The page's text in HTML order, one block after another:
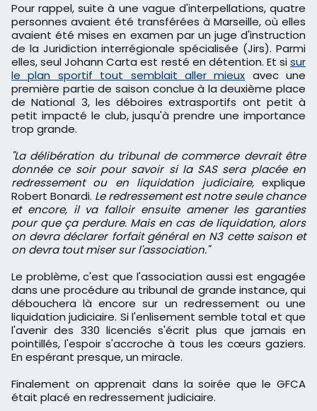
Pour rappel, suite à une vague d'interpellations, quatre
personnes avaient été transférées à Marseille, où elles
avaient été mises en examen par un juge d'instruction
de la Juridiction interrégionale spécialisée (Jirs). Parmi
elles, seul Johann Carta est resté en détention. Et sisur
le plan sportif tout semblait aller mieux avec une
première partie de saison conclue à la deuxième place
de National 3, les déboires extrasportifs ont petit à
petit impacté le club, jusqu'à prendre une importance
trop grande.
"La délibération du tribunal de commerce devrait être
donnée ce soir pour savoir si la SAS sera placée en
redressement ou en liquidation judiciaire,explique
Robert Bonardi. Le redressement est notre seule chance
et encore, il va falloir ensuite amener les garanties
pour que ça perdure. Mais en cas de liquidation, alors
on devra déclarer forfait général en N3 cette saison et
on devra tout miser sur l'association."
Le problème, c'est que l'association aussi est engagée
dans une procédure au tribunal de grande instance, qui
débouchera là encore sur un redressement ou une
liquidation judiciaire. Si l'enlisement semble total et que
l'avenir des 330 licenciés s'écrit plus que jamais en
pointillés, l'espoir s'accroche à tous les cœurs gaziers.
En espérant presque, un miracle.
Finalement on apprenait dans la soirée que le GFCA
était placé en redressement judiciaire.